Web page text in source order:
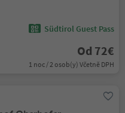
Südtirol Guest Pass
Od 72€
1 noc / 2 osob(y) Včetně DPH